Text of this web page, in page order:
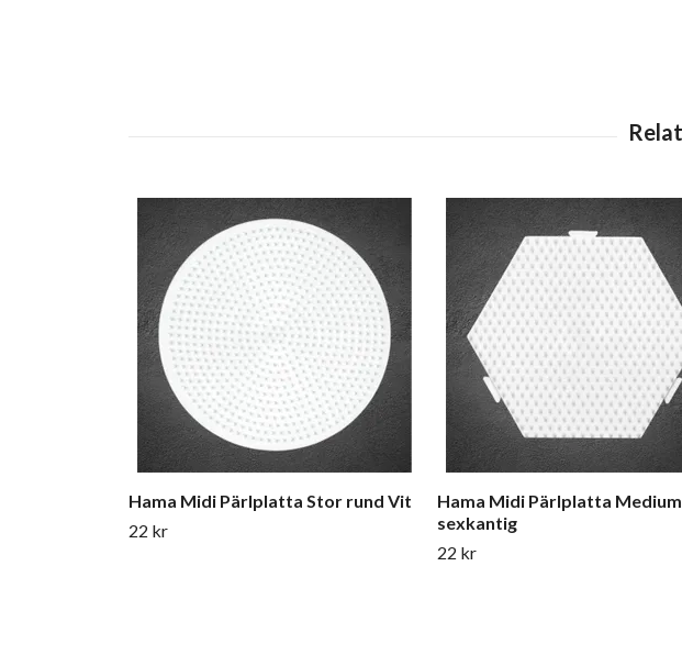
Hama Midi Pärlplatta Stor rund Vit
22 kr
Hama Midi Pärlplatta Medium
sexkantig
22 kr